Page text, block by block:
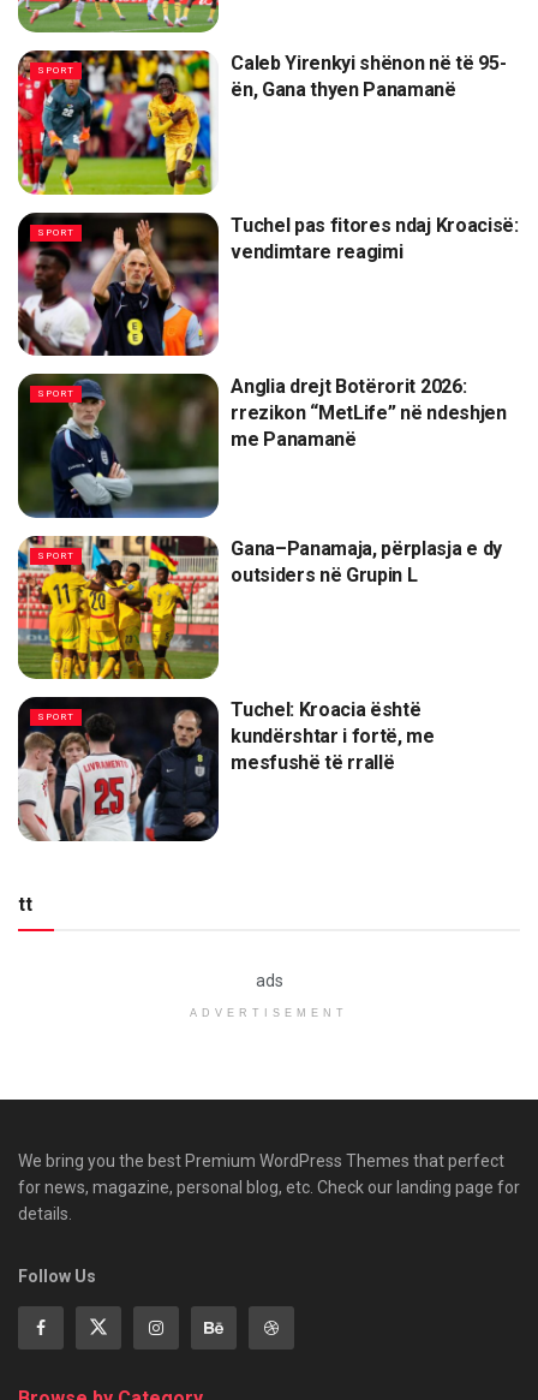
SPORT
Caleb Yirenkyi shënon në të 95-
ën, Gana thyen Panamanë
SPORT
Tuchel pas fitores ndaj Kroacisë:
vendimtare reagimi
SPORT
Anglia drejt Botërorit 2026:
rrezikon “MetLife” në ndeshjen
me Panamanë
SPORT
Gana–Panamaja, përplasja e dy
outsiders në Grupin L
SPORT
Tuchel: Kroacia është
kundërshtar i fortë, me
mesfushë të rrallë
tt
ads
ADVERTISEMENT
We bring you the best Premium WordPress Themes that perfect
for news, magazine, personal blog, etc. Check our landing page for
details.
Follow Us